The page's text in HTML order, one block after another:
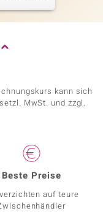
kann sich
MwSt. und zzgl.
Beste Preise
auf teure